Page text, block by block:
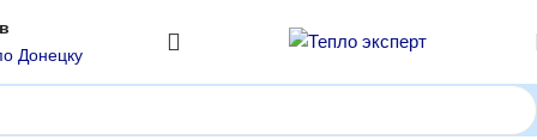
Донецку